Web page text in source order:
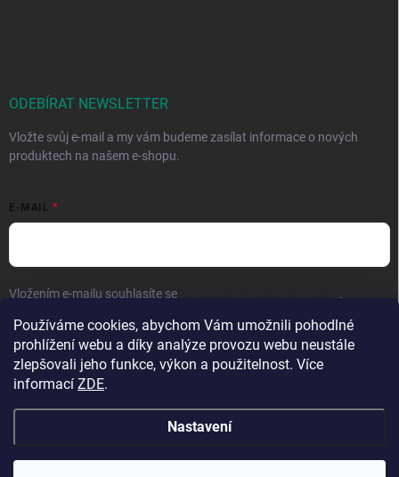
Používáme cookies, abychom Vám umožnili pohodlné
prohlížení webu a díky analýze provozu webu neustále
zlepšovali jeho funkce, výkon a použitelnost. Více
informací ZDE.
Nastavení
ODEBÍRAT NEWSLETTER
Vložte svůj e-mail a my vám budeme zasílat informace o nových
produktech na našem e-shopu.
E-MAIL
Vložením e-mailu souhlasíte se .
Přihlásit se
Copyright 2026Hračky vzdělávačky. Všechna práva vyhrazena.Upravit